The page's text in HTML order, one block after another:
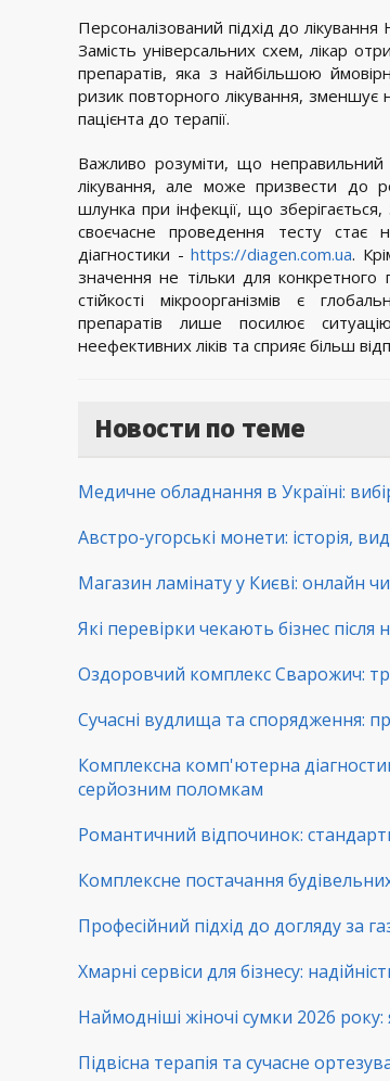
Персоналізований підхід до
Замість універсальних схем, лікар
препаратів, яка з найбільшою
ризик повторного лікування, зменшує
пацієнта до терапії.
Важливо розуміти, що неправильний
лікування, але може призвести до
шлунка при інфекції, що
своєчасне проведення тесту стає
діагностики - https://diagen.com.ua.
значення не тільки для конкретного
стійкості мікроорганізмів є
препаратів лише посилює
неефективних ліків та сприяє більш
Новости по теме
Медичне обладнання в Україні:
Австро-угорські монети: історія,
Магазин ламінату у Києві: онлайн
Які перевірки чекають бізнес
Оздоровчий комплекс Сварожич:
Сучасні вудлища та спорядження:
Комплексна комп'ютерна
серйозним поломкам
Романтичний відпочинок:
Комплексне постачання
Професійний підхід до догляду за
Хмарні сервіси для бізнесу:
Наймодніші жіночі сумки 2026
Підвісна терапія та сучасне